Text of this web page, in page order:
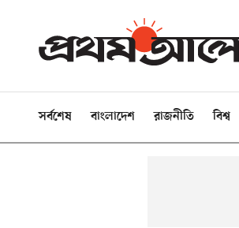
সর্বশেষ বাংলাদেশ রাজনীতি বিশ্ব